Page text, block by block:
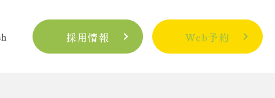
採用情報 Web予約